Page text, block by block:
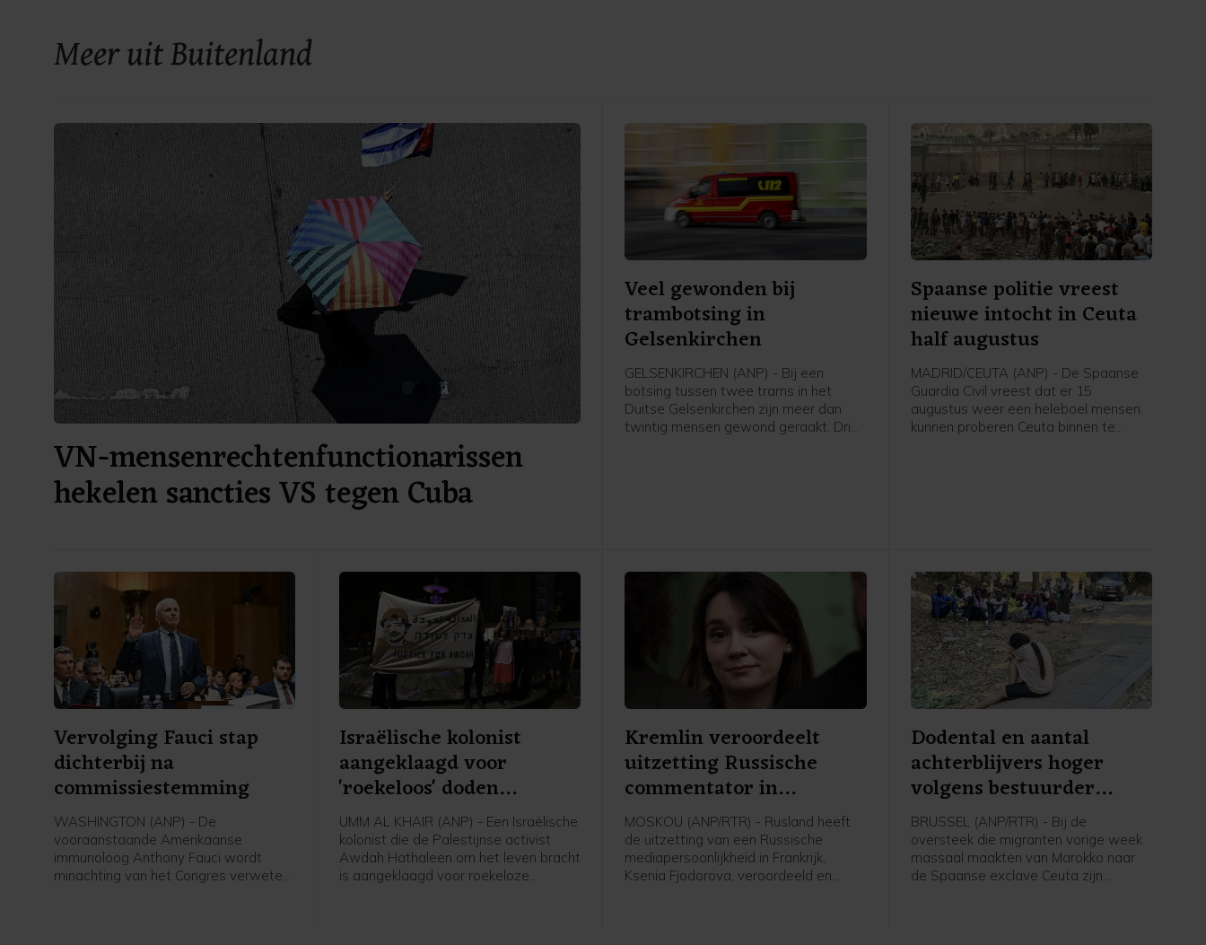
Meer uit Buitenland
VN-mensenrechtenfunctionarissen
hekelen sancties VS tegen Cuba
Veel gewonden bij
trambotsing in
Gelsenkirchen
GELSENKIRCHEN (ANP) - Bij een
botsing tussen twee trams in het
Duitse Gelsenkirchen zijn meer dan
twintig mensen gewond geraakt. Drie
Spaanse politie vreest
nieuwe intocht in Ceuta
half augustus
MADRID/CEUTA (ANP) - De Spaanse
Guardia Civil vreest dat er 15
augustus weer een heleboel mensen
kunnen proberen Ceuta binnen te
een gerucht", beklemtoonde een bron
bij de Guardia Civil.
Vervolging Fauci stap
dichterbij na
commissiestemming
WASHINGTON (ANP) - De
vooraanstaande Amerikaanse
immunoloog Anthony Fauci wordt
minachting van het Congres verweten.
Israëlische kolonist
aangeklaagd voor
'roekeloos' doden
Palestijn
UMM AL KHAIR (ANP) - Een Israëlische
kolonist die de Palestijnse activist
Awdah Hathaleen om het leven bracht
is aangeklaagd voor roekeloze
Kremlin veroordeelt
uitzetting Russische
commentator in
Frankrijk
MOSKOU (ANP/RTR) - Rusland heeft
de uitzetting van een Russische
mediapersoonlijkheid in Frankrijk,
Ksenia Fjodorova, veroordeeld en
Dodental en aantal
achterblijvers hoger
volgens bestuurder
Ceuta
BRUSSEL (ANP/RTR) - Bij de
oversteek die migranten vorige week
massaal maakten van Marokko naar
de Spaanse exclave Ceuta zijn